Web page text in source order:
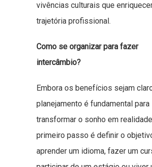
vivências culturais que
trajetória profissional.
Como se organizar para fazer
intercâmbio?
Embora os benefícios sejam
planejamento é fundamental para
transformar o sonho em
primeiro passo é definir o
aprender um idioma, fazer um